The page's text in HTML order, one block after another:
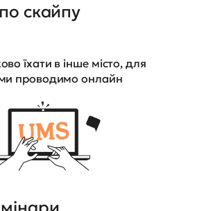
скайпу
їхати в інше місто, для
ми проводимо онлайн